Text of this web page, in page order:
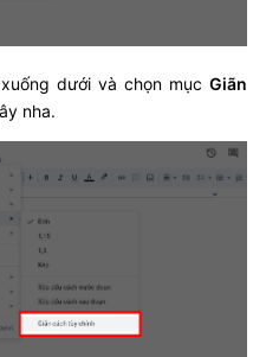
dưới và chọn mụcGiãn
nha.